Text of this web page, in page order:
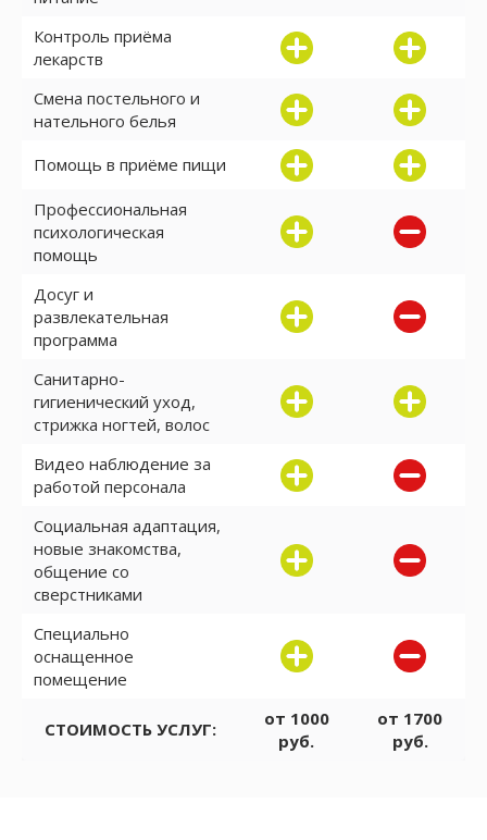
Контроль приёма
лекарств
Смена постельного и
нательного белья
Помощь в приёме пищи
Профессиональная
психологическая
помощь
Досуг и
развлекательная
программа
Санитарно-
гигиенический уход,
стрижка ногтей, волос
Видео наблюдение за
работой персонала
Социальная адаптация,
новые знакомства,
общение со
сверстниками
Специально
оснащенное
помещение
СТОИМОСТЬ УСЛУГ:
от 1000
руб.
от 1700
руб.